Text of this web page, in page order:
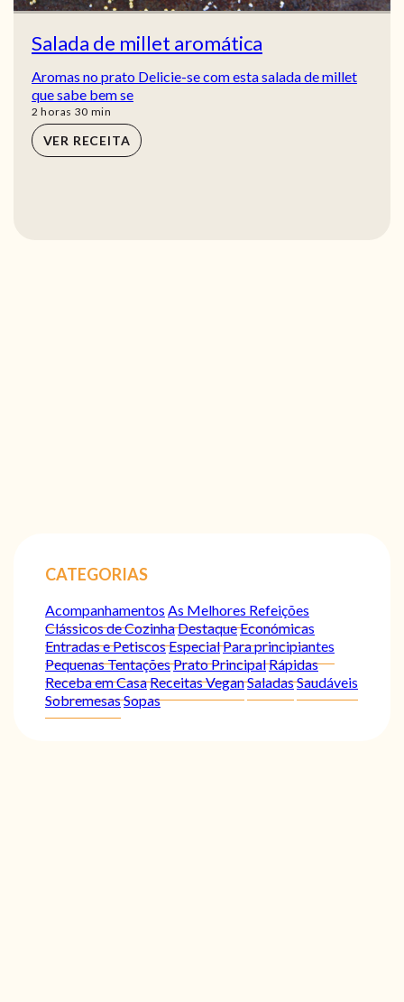
Salada de millet aromática
Aromas no prato Delicie-se com esta salada de millet
que sabe bem se
2 horas
horas 30 min
min
VER RECEITA
CATEGORIAS
Acompanhamentos As Melhores Refeições
Clássicos de CozinhaDestaqueEconómicas
Entradas e PetiscosEspecialPara principiantes
Pequenas TentaçõesPrato PrincipalRápidas
Receba em CasaReceitas VeganSaladasSaudáveis
SobremesasSopas